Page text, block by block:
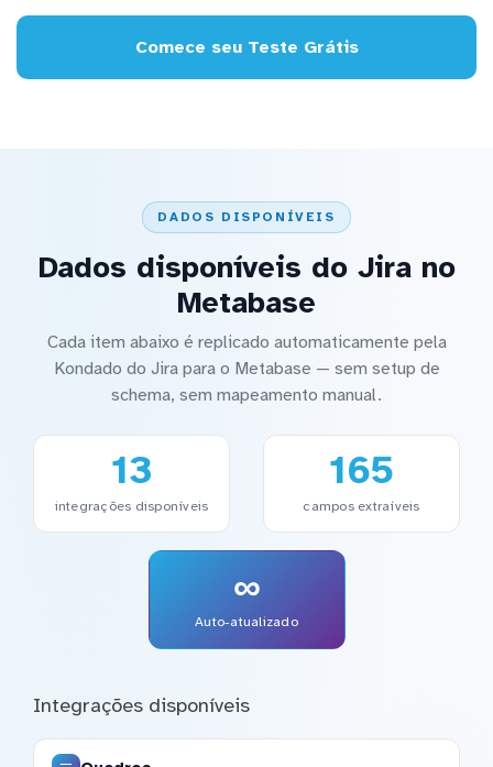
Comece seu Teste Grátis
DADOS DISPONÍVEIS
Dados disponíveis do Jira no
Metabase
Cada item abaixo é replicado automaticamente pela
Kondado do Jira para o Metabase — sem setup de
schema, sem mapeamento manual.
13
integrações disponíveis
165
campos extraíveis
∞
Auto-atualizado
Integrações disponíveis